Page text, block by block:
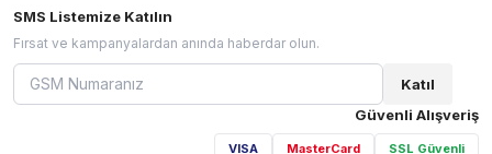
SMS Listemize Katılın
Fırsat ve kampanyalardan anında haberdar olun.
Katıl
Güvenli Alışveriş
VISA MasterCard SSL Güvenli